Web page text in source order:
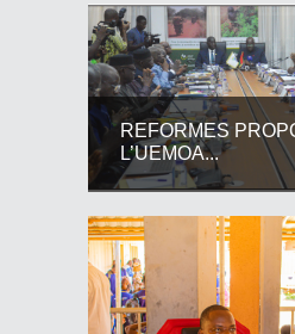
REFORMES
L’UEMOA...